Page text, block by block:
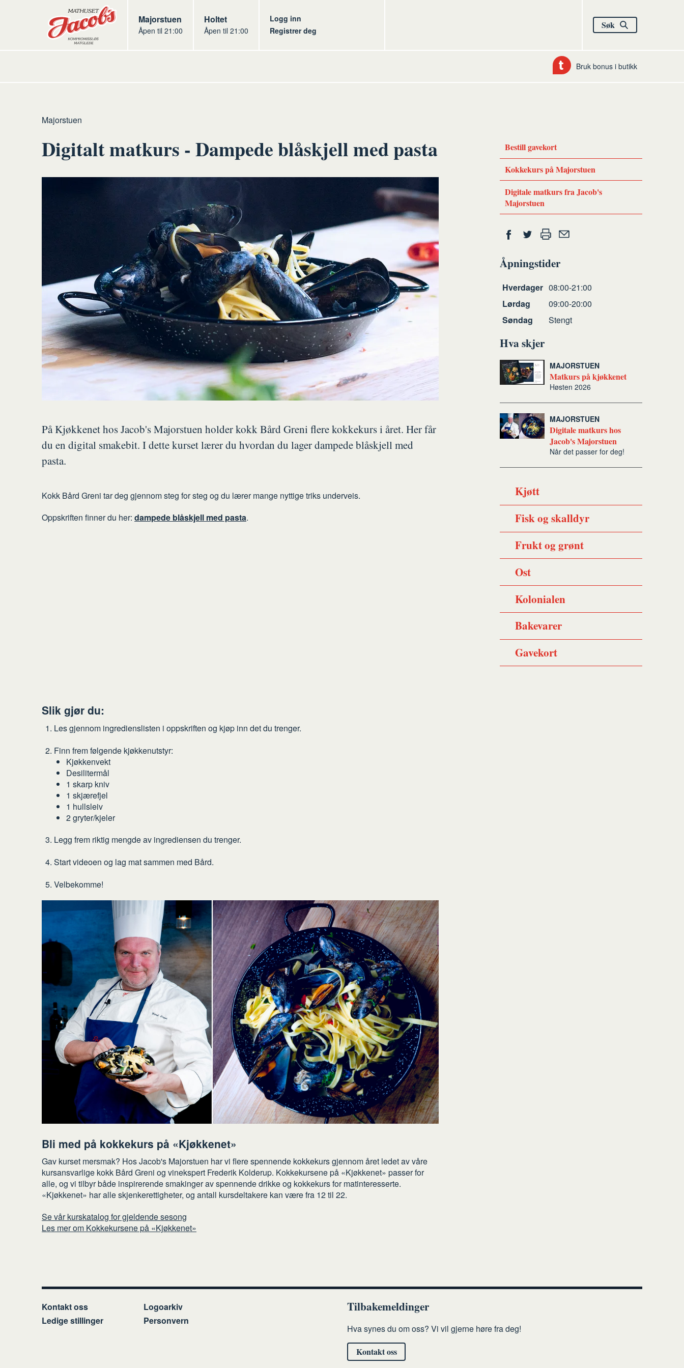
Butikker Jacobs
Majorstuen
Åpen til 21:00
Jacobs
Holtet
Åpen til 21:00
Logg inn
Registrer deg
Søk
Bruk bonus i butikk
Hjem
Majorstuen
Digitalt matkurs - Dampede blåskjell med pasta
På Kjøkkenet hos Jacob's Majorstuen holder kokk Bård Greni flere kokkekurs i året. Her får
du en digital smakebit. I dette kurset lærer du hvordan du lager dampede blåskjell med
pasta.
Kokk Bård Greni tar deg gjennom steg for steg og du lærer mange nyttige triks underveis.
Oppskriften finner du her: dampede blåskjell med pasta.
Slik gjør du:
Les gjennom ingredienslisten i oppskriften og kjøp inn det du trenger.
Finn frem følgende kjøkkenutstyr:
Kjøkkenvekt
Desilitermål
1 skarp kniv
1 skjærefjel
1 hullsleiv
2 gryter/kjeler
Legg frem riktig mengde av ingrediensen du trenger.
Start videoen og lag mat sammen med Bård.
Velbekomme!
Bli med på kokkekurs på «Kjøkkenet»
Gav kurset mersmak? Hos Jacob's Majorstuen har vi flere spennende kokkekurs gjennom året ledet av våre
kursansvarlige kokk Bård Greni og vinekspert Frederik Kolderup. Kokkekursene på «Kjøkkenet» passer for
alle, og vi tilbyr både inspirerende smakinger av spennende drikke og kokkekurs for matinteresserte.
«Kjøkkenet» har alle skjenkerettigheter, og antall kursdeltakere kan være fra 12 til 22.
Se vår kurskatalog for gjeldende sesong
Les mer om Kokkekursene på «Kjøkkenet»
Bestill gavekort
Kokkekurs på Majorstuen
Digitale matkurs fra Jacob's
Majorstuen
Del
på
Facebook
på
Twitter
ut en
venn
Åpningstider
Åpningstider
Hverdager 08:00-21:00
Lørdag
09:00-20:00
Søndag
Stengt
Hva skjer
MAJORSTUEN
Matkurs på kjøkkenet
Høsten 2026
MAJORSTUEN
Digitale matkurs hos
Jacob's Majorstuen
Når det passer for deg!
Kjøtt
Fisk og skalldyr
Frukt og grønt
Ost
Kolonialen
Bakevarer
Gavekort
Kontakt oss
Ledige stillinger
Logoarkiv
Personvern
Tilbakemeldinger
Hva synes du om oss? Vi vil gjerne høre fra deg!
Kontakt oss